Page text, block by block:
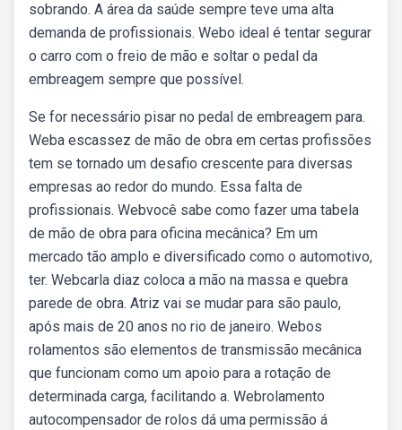
sobrando. A área da saúde sempre teve uma alta
demanda de profissionais. Webo ideal é tentar segurar
o carro com o freio de mão e soltar o pedal da
embreagem sempre que possível.
Se for necessário pisar no pedal de embreagem para.
Weba escassez de mão de obra em certas profissões
tem se tornado um desafio crescente para diversas
empresas ao redor do mundo. Essa falta de
profissionais. Webvocê sabe como fazer uma tabela
de mão de obra para oficina mecânica? Em um
mercado tão amplo e diversificado como o automotivo,
ter. Webcarla diaz coloca a mão na massa e quebra
parede de obra. Atriz vai se mudar para são paulo,
após mais de 20 anos no rio de janeiro. Webos
rolamentos são elementos de transmissão mecânica
que funcionam como um apoio para a rotação de
determinada carga, facilitando a. Webrolamento
autocompensador de rolos dá uma permissão á